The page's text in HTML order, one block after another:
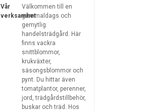
Vår
verksamhet
Välkommen till en
gammaldags och
gemytlig
handelsträdgård. Här
finns vackra
snittblommor,
krukväxter,
säsongsblommor och
pynt. Du hittar även
tomatplantor, perenner,
jord, trädgårdstillbehör,
buskar och träd. Hos